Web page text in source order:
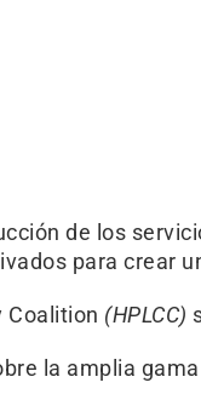
de los
para crear
Coalition (HPLCC)
la amplia